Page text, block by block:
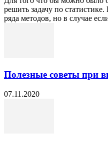
решить задачу по
ряда методов, но в случае
Полезные советы при
07.11.2020